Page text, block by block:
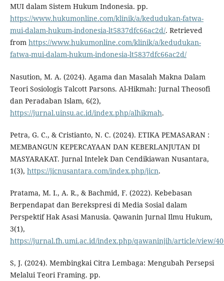
MUI dalam Sistem Hukum Indonesia. pp.
https://www.hukumonline.com/klinik/a/kedudukan-fatwa-
mui-dalam-hukum-indonesia-lt5837dfc66ac2d/. Retrieved
from https://www.hukumonline.com/klinik/a/kedudukan-
fatwa-mui-dalam-hukum-indonesia-lt5837dfc66ac2d/
Nasution, M. A. (2024). Agama dan Masalah Makna Dalam
Teori Sosiologis Talcott Parsons. Al-Hikmah: Jurnal Theosofi
dan Peradaban Islam, 6(2),
https://jurnal.uinsu.ac.id/index.php/alhikmah.
Petra, G. C., & Cristianto, N. C. (2024). ETIKA PEMASARAN :
MEMBANGUN KEPERCAYAAN DAN KEBERLANJUTAN DI
MASYARAKAT. Jurnal Intelek Dan Cendikiawan Nusantara,
1(3), https://jicnusantara.com/index.php/jicn.
Pratama, M. I., A. R., & Bachmid, F. (2022). Kebebasan
Berpendapat dan Berekspresi di Media Sosial dalam
Perspektif Hak Asasi Manusia. Qawanin Jurnal Ilmu Hukum,
3(1),
https://jurnal.fh.umi.ac.id/index.php/qawaninjih/article/view/
S, J. (2024). Membingkai Citra Lembaga: Mengubah Persepsi
Melalui Teori Framing. pp.